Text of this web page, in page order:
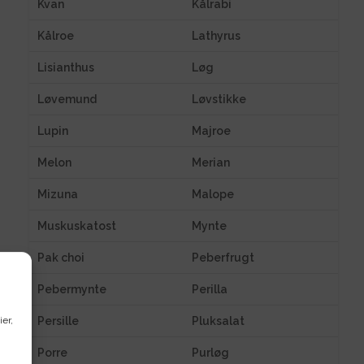
Kvan Kålrabi
Kålroe Lathyrus
Lisianthus Løg
Løvemund Løvstikke
Lupin Majroe
Melon Merian
Mizuna Malope
Muskuskatost Mynte
Pak choi Peberfrugt
Pebermynte Perilla
Persille Pluksalat
Porre Purløg